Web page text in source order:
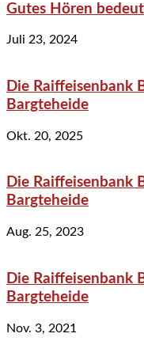
Gutes Hören
Juli 23, 2024
Die Raiffeisenbank
Bargteheide
Okt. 20, 2025
Die Raiffeisenbank
Bargteheide
Aug. 25, 2023
Die Raiffeisenbank
Bargteheide
Nov. 3, 2021